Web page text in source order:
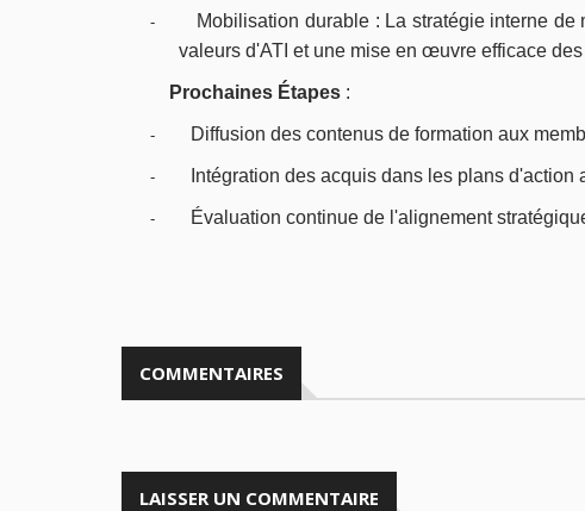
-
Mobilisation durable : La stratégie interne
valeurs d'ATI et une mise en œuvre efficace
Prochaines Étapes :
- Diffusion des contenus de formation aux
- Intégration des acquis dans les plans d'action
- Évaluation continue de l'alignement
COMMENTAIRES
LAISSER UN COMMENTAIRE